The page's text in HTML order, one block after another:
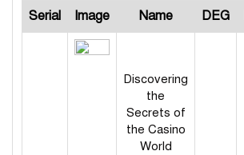
Serial Image Name DEG
Discovering
the
Secrets of
the Casino
World